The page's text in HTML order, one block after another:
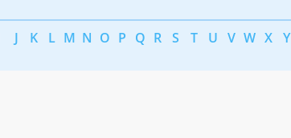
J K L M N O P Q R S T U V W X Y